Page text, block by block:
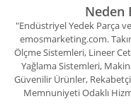
Neden
"Endüstriyel Yedek Parça
emosmarketing.com.
Ölçme Sistemleri, Lineer
Yağlama Sistemleri,
Güvenilir Ürünler,
Memnuniyeti Odaklı